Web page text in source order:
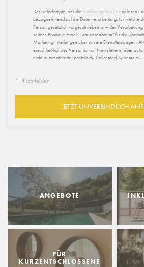
Der Unterfertigte, der dieAufklärung laut Linkgelesen
bezugnehmend auf die Datenverarbeitung, für welche
Person gesetzlich vorgeschrieben ist – der
seitens Boutique Hotel "Zum Rosenbaum" für die
Marketingmitteilungen über unsere Dienstleistungen,
einschließlich des Versands von Newslettern, über
nicht-automatisierte (postalisch, Callcenter) Systeme zu.
* Pflichtfelder
JETZT UNVERBINDLICH
ANGEBOTE
FÜR
KURZENTSCHLOSSENE